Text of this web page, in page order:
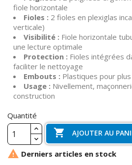
fiole horizontale
Fioles : 2 fioles en plexiglas
verticale)
Visibilité : Fiole horizontale
une lecture optimale
Protection : Fioles intégrées
faciliter le nettoyage
Embouts : Plastiques pour
Usage : Nivellement,
construction
Quantité
 AJOUTER AU
 Derniers articles en stock